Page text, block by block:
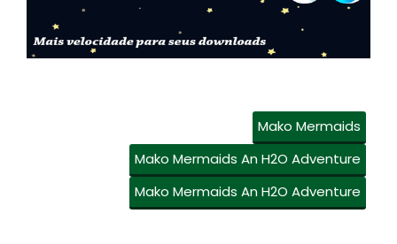
Mako Mermaids
Mako Mermaids An H2O Adventure
Mako Mermaids An H2O Adventure